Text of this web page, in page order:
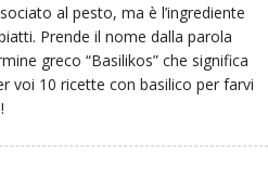
al pesto, ma è l’ingrediente
Prende il nome dalla parola
greco “Basilikos” che significa
voi 10 ricette con basilico per farvi